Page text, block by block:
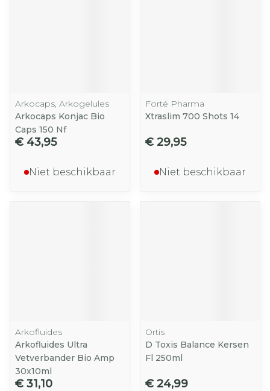
Arkocaps, Arkogelules
Arkocaps Konjac Bio
Caps 150 Nf
€ 43,95
Niet beschikbaar
Forté Pharma
Xtraslim 700 Shots 14
€ 29,95
Niet beschikbaar
Arkofluides
Arkofluides Ultra
Vetverbander Bio Amp
30x10ml
€ 31,10
Ortis
D Toxis Balance Kersen
Fl 250ml
€ 24,99